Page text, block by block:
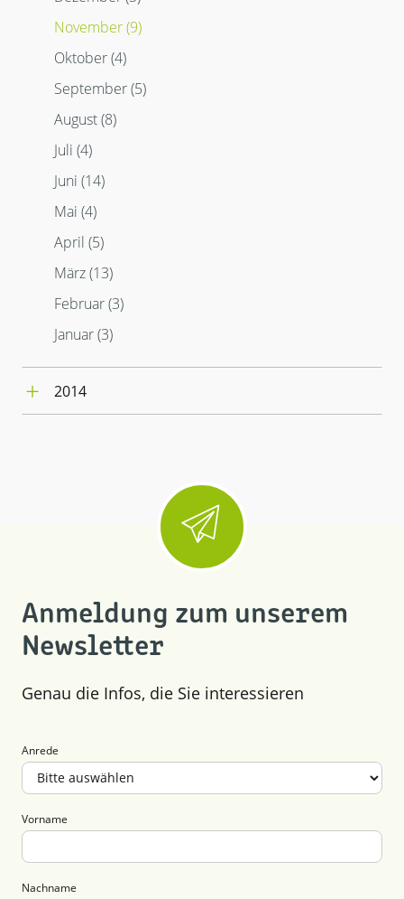
Februar (4)
Januar (3)
Juni (5)
Mai (4)
April (10)
März (4)
Januar (4)
Juli (1)
März (7)
Februar (3)
Januar (2)
September (1)
August (9)
Juni (3)
Mai (4)
April (11)
März (13)
Februar (4)
November (9)
Oktober (4)
September (5)
August (8)
Juli (4)
Juni (14)
Mai (4)
April (5)
März (13)
Februar (3)
Januar (3)
2014
Anmeldung zum unserem
Newsletter
Genau die Infos, die Sie interessieren
Anrede
Vorname
Nachname